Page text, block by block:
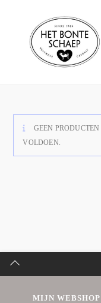
GEEN
VOLDOEN.
MIJN WEBSHOP